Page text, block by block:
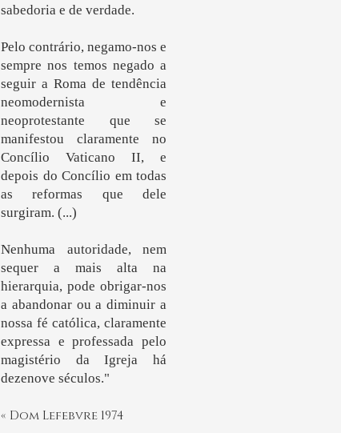
sabedoria e de verdade.
Pelo contrário, negamo-nos e
sempre nos temos negado a
seguir a Roma de tendência
neomodernista e
neoprotestante que se
manifestou claramente no
Concílio Vaticano II, e
depois do Concílio em todas
as reformas que dele
surgiram. (...)
Nenhuma autoridade, nem
sequer a mais alta na
hierarquia, pode obrigar-nos
a abandonar ou a diminuir a
nossa fé católica, claramente
expressa e professada pelo
magistério da Igreja há
dezenove séculos."
« Dom Lefebvre 1974